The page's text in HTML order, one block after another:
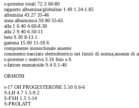
s-proteine totali 72.3 60-80
rapporto albumina/globuline 1.49 1.24-1.85
albumina 43.27 35-46
zona albuminica 59.80 55-65
alfa 1 6.40 4.60-8.30
alfa 2 9.40 6.50-11
beta 9.30 8-13.1
gamma 15.00 11-18.6
componente monoclonale assente
commento:tracciato elettroforetico nei limiti di norma;assenze di
s-proteine c reattiva 3.16 fino a 6
s-fattore reumatoide 9.4 0.1-40
ORMONI
s-17 OH PROGESTERONE 5.10 0.6-6
S-LH 4.7 1.5-9.2
S-FSH 1.5 1-14
S-PROLATT